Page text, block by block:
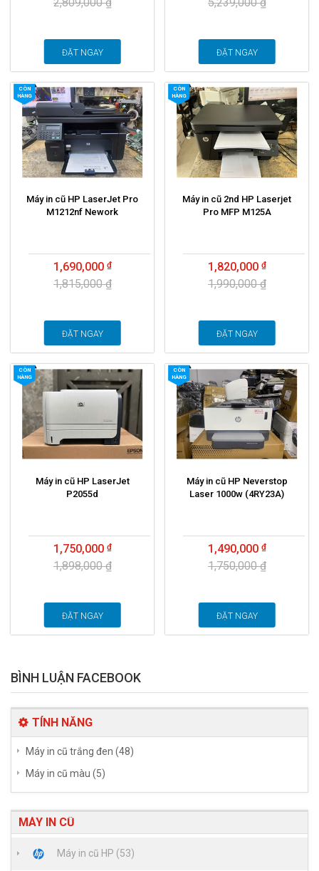
ĐẶT NGAY ĐẶT NGAY
CÒN
HÀNG
Máy in cũ HP LaserJet Pro
M1212nf Nework
1,690,000
1,815,000 ₫
ĐẶT NGAY
CÒN
HÀNG
Máy in cũ 2nd HP Laserjet
Pro MFP M125A
1,820,000
1,990,000 ₫
ĐẶT NGAY
CÒN
HÀNG
Máy in cũ HP LaserJet
P2055d
1,750,000
1,898,000 ₫
ĐẶT NGAY
CÒN
HÀNG
Máy in cũ HP Neverstop
Laser 1000w (4RY23A)
1,490,000
1,750,000 ₫
ĐẶT NGAY
BÌNH LUẬN FACEBOOK
TÍNH NĂNG
Máy in cũ trắng đen (48)
Máy in cũ màu (5)
MÁY IN CŨ
Máy in cũ HP (53)